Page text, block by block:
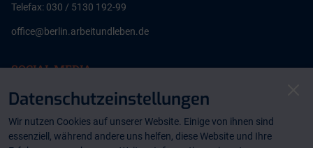
Datenschutzeinstellungen
Wir nutzen Cookies auf unserer Website. Einige von ihnen sind
essenziell, während andere uns helfen, diese Website und Ihre
Telefax: 030 / 5130 192-99
office@berlin.arbeitundleben.de
SOCIAL MEDIA
facebook
instagraminstagram
NEWSLETTER